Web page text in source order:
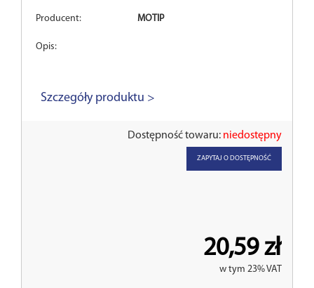
Producent: MOTIP
Opis:
Szczegóły produktu >
Dostępność towaru: niedostępny
ZAPYTAJ O DOSTĘPNOŚĆ
20,59 zł
w tym 23% VAT